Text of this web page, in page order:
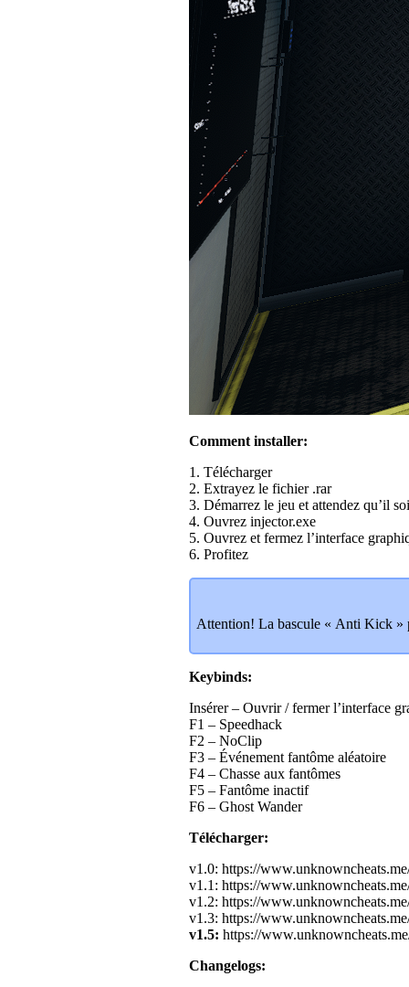
Comment installer:
1. Télécharger
2. Extrayez le fichier .rar
3. Démarrez le jeu et attendez qu’il
4. Ouvrez injector.exe
5. Ouvrez et fermez l’interface
6. Profitez
Attention! La bascule « Anti Kick »
Keybinds:
Insérer – Ouvrir / fermer l’interface
F1 – Speedhack
F2 – NoClip
F3 – Événement fantôme aléatoire
F4 – Chasse aux fantômes
F5 – Fantôme inactif
F6 – Ghost Wander
Télécharger:
v1.0: https://
v1.1: https://
v1.2: https://
v1.3: https://
v1.5: https://
Changelogs: